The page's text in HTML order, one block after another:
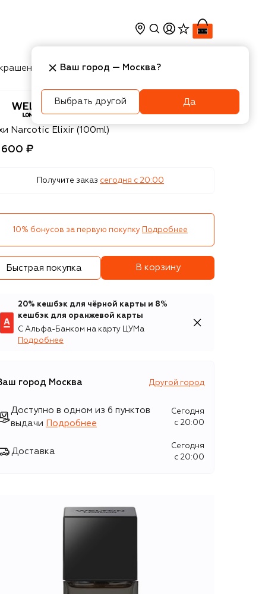
Косметика Интерьер
London
Narcotic Elixir (100ml)
600 ₽
Получите заказ сегодня c 20:00
10% бонусов за первую покупку Подробнее
Быстрая покупка В корзину
20% кешбэк для чёрной карты и 8%
кешбэк для оранжевой карты
С Альфа-Банком на карту ЦУМа
Подробнее
город Москва Другой город
Доступно в одном из 6 пунктов
выдачи
Подробнее
Сегодня
c 20:00
Доставка
Сегодня
c 20:00
Ваш город — Москва?
Выбрать другой Да